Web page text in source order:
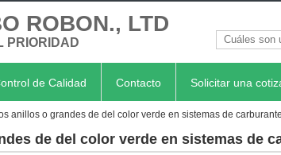
ROBON., LTD
PRIORIDAD
de Calidad Contacto Solicitar una
anillos o grandes de del color verde en sistemas de carburante
de del color verde en sistemas de